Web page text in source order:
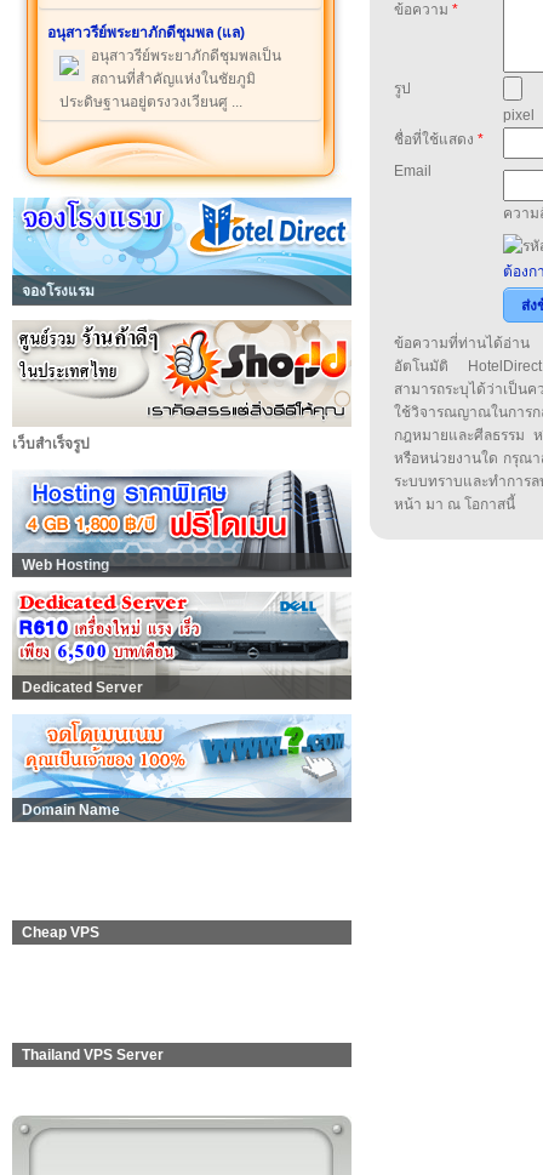
อนุสาวรีย์พระยาภักดีชุมพล (แล)
อนุสาวรีย์พระยาภักดีชุมพลเป็น
สถานที่สำคัญแห่งในชัยภูมิ
ประดิษฐานอยู่ตรงวงเวียนศู ...
จองโรงแรม
เว็บสำเร็จรูป
Web Hosting
Dedicated Server
Domain Name
Cheap VPS
Thailand VPS Server
ข้อความ *
รูป
pixel
ชื่อที่ใช้แสดง *
Email
ความ
ต้องก
ส่ง
ข้อความที่ท่านได้อ่าน
อัตโนมัติ
สามารถระบุได้ว่าเป็น
ใช้วิจารณญาณในกา
กฎหมายและศีลธรรม
หรือหน่วยงานใด กรุณา
ระบบทราบและทำกา
หน้า มา ณ โอกาสนี้